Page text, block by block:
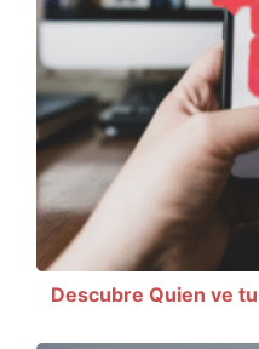
Descubre Quien ve